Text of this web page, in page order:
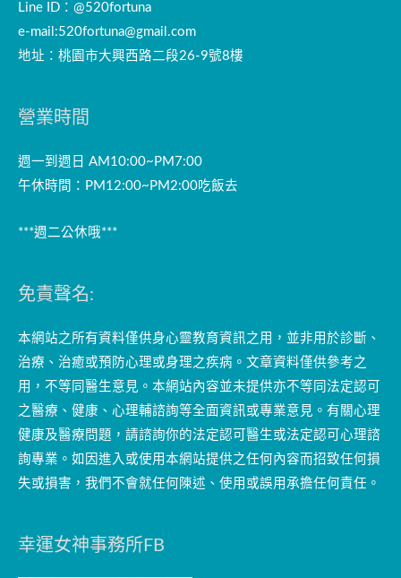
Line ID：@520fortuna
e-mail:520fortuna@gmail.com
地址：桃園市大興西路二段26-9號8樓
營業時間
週一到週日 AM10:00~PM7:00
午休時間：PM12:00~PM2:00吃飯去
***週二公休哦***
免責聲名:
本網站之所有資料僅供身心靈教育資訊之用，並非用於診斷、
治療、治癒或預防心理或身理之疾病。文章資料僅供參考之
用，不等同醫生意見。本網站內容並未提供亦不等同法定認可
之醫療、健康、心理輔諮詢等全面資訊或專業意見。有關心理
健康及醫療問題，請諮詢你的法定認可醫生或法定認可心理諮
詢專業。如因進入或使用本網站提供之任何內容而招致任何損
失或損害，我們不會就任何陳述、使用或誤用承擔任何責任。
幸運女神事務所FB